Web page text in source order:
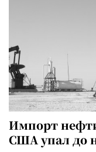
Импорт
США упал до